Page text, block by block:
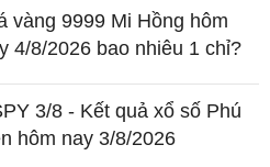
vàng 9999 Mi Hồng hôm
4/8/2026 bao nhiêu 1 chỉ?
3/8 - Kết quả xổ số Phú
hôm nay 3/8/2026